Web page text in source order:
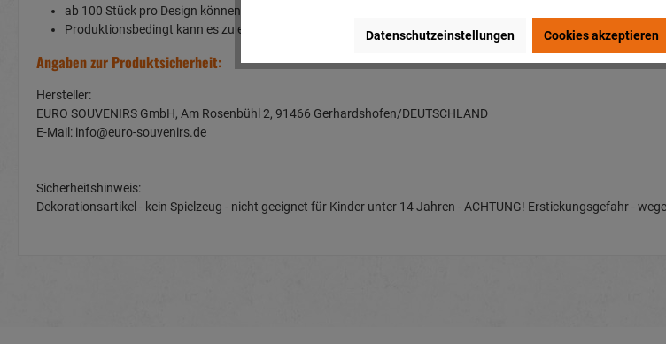
ab 100 Stück pro Design können wir Ihnen diesen Artikel mit Ihrem eigenen Design anbieten
Produktionsbedingt kann es zu einer Über-oder Unterlieferung von bis zu 10% kommen
Angaben zur Produktsicherheit:
Hersteller:
EURO SOUVENIRS GmbH, Am Rosenbühl 2, 91466 Gerhardshofen/DEUTSCHLAND
E-Mail: info@euro-souvenirs.de
Sicherheitshinweis:
Dekorationsartikel - kein Spielzeug - nicht geeignet für Kinder unter 14 Jahren - ACHTUNG! Erstickungsgefahr -
Datenschutzeinstellungen Cookies akzeptieren